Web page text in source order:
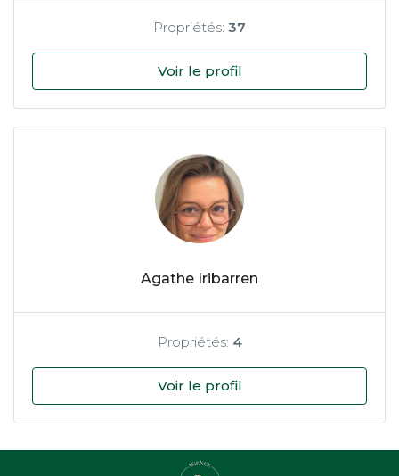
Propriétés: 37
Voir le profil
Agathe Iribarren
Propriétés: 4
Voir le profil